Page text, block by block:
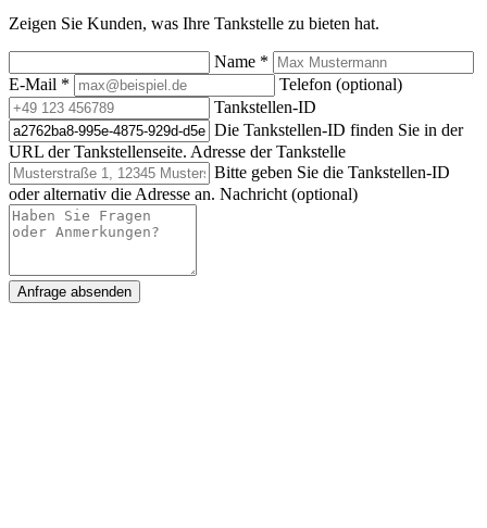
Zeigen Sie Kunden, was Ihre Tankstelle zu bieten hat.
Name *
E-Mail *
Telefon (optional)
Tankstellen-ID
Die Tankstellen-ID finden Sie in der
URL der Tankstellenseite. Adresse der Tankstelle
Bitte geben Sie die Tankstellen-ID
oder alternativ die Adresse an. Nachricht (optional)
Anfrage absenden